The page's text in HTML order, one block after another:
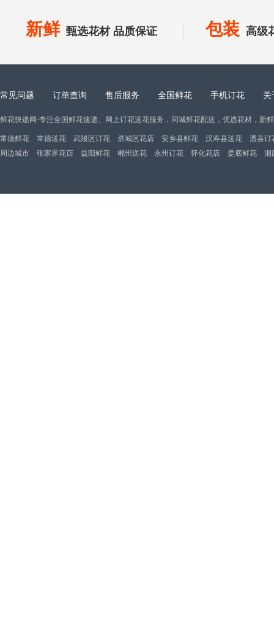
新鲜 甄选花材 品质保证 包装 高级
常见问题 订单查询 售后服务 全国鲜花 手机订花 关
鲜花快递网-专注全国鲜花速递、网上订花送花服务，同城鲜花配送，优选花材，新
常德鲜花 常德送花 武陵区订花 鼎城区花店 安乡县鲜花 汉寿县送花
澧县订
周边城市
张家界花店 益阳鲜花 郴州送花 永州订花 怀化花店 娄底鲜花 湘